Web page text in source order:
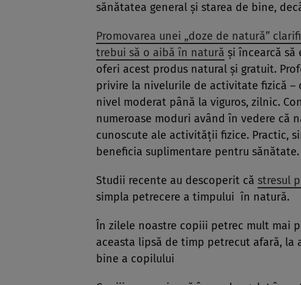
sănătatea general și starea de bine,
Promovarea unei „doze de natură”
trebui să o aibă în natură și încearcă
oferi acest produs natural și gratuit.
privire la nivelurile de activitate fizică
nivel moderat până la viguros, zilnic.
numeroase moduri având în vedere că
cunoscute ale activității fizice. Practic,
beneficia suplimentare pentru sănătate.
Studii recente au descoperit că stresul
simpla petrecere a timpului în natură.
În zilele noastre copiii petrec mult mai
aceasta lipsă de timp petrecut afară,
bine a copilului